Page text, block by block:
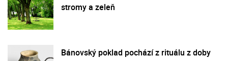
stromy a zeleň
Bánovský poklad pochází z rituálu z doby